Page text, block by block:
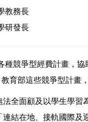
務長
發長
種競爭型經費計畫，
育部這些競爭型計畫
全面顧及以學生學
結在地、接軌國際及